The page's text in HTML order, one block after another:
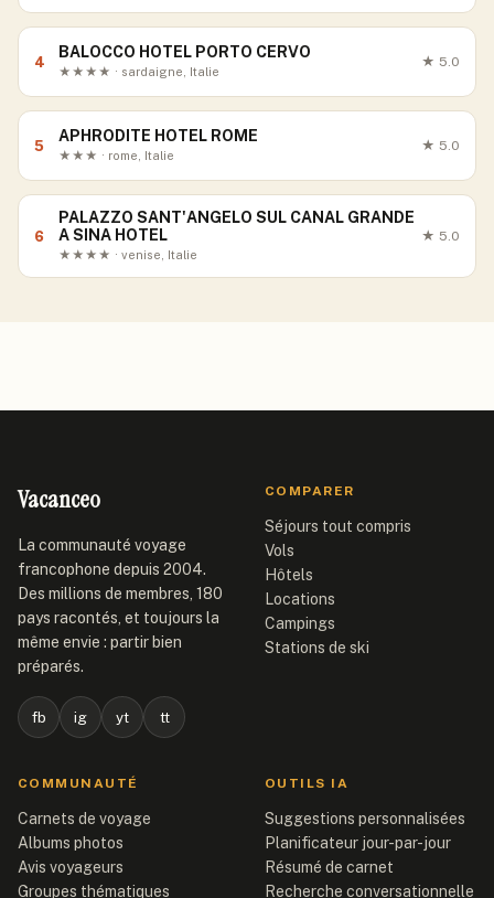
4
BALOCCO HOTEL PORTO CERVO
★★★★ · sardaigne, Italie
★ 5.0
5
APHRODITE HOTEL ROME
★★★ · rome, Italie
★ 5.0
6
PALAZZO SANT'ANGELO SUL CANAL GRANDE
A SINA HOTEL
★★★★ · venise, Italie
★ 5.0
Vacanceo
La communauté voyage
francophone depuis 2004.
Des millions de membres, 180
pays racontés, et toujours la
même envie : partir bien
préparés.
fb ig yt tt
COMPARER
Séjours tout compris
Vols
Hôtels
Locations
Campings
Stations de ski
COMMUNAUTÉ
Carnets de voyage
Albums photos
Avis voyageurs
Groupes thématiques
OUTILS IA
Suggestions personnalisées
Planificateur jour-par-jour
Résumé de carnet
Recherche conversationnelle